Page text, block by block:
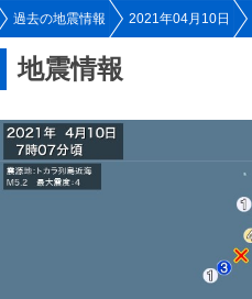
過去の地震情報 2021年04月10日
地震情報